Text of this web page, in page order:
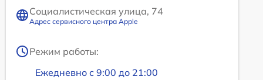
Социалистическая улица, 74
Адрес сервисного центра Apple
Режим работы:
Ежедневно с 9:00 до 21:00